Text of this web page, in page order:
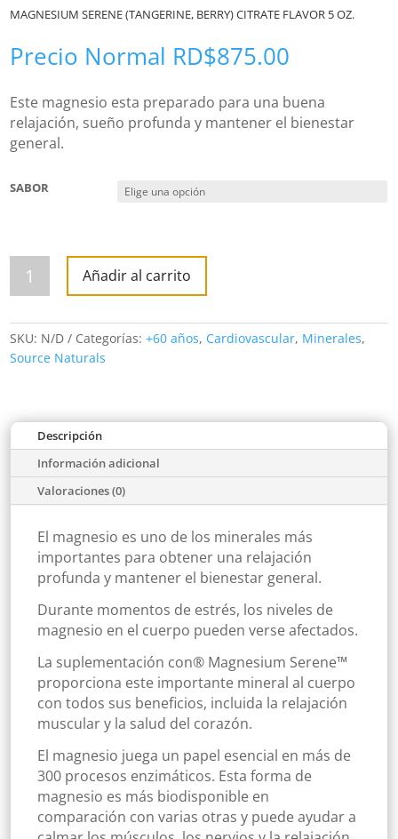
MAGNESIUM SERENE (TANGERINE, BERRY) CITRATE FLAVOR 5 OZ.
Precio Normal RD$875.00
Este magnesio esta preparado para una buena
relajación, sueño profunda y mantener el bienestar
general.
SABOR
MAGNESIUM
SERENE
(TANGERINE,
BERRY)
OZ.
cantidad
Añadir al carrito
SKU: N/D Categorías:+60 años, Cardiovascular, Minerales,
Source Naturals
Descripción
Información adicional
Valoraciones (0)
El magnesio es uno de los minerales más
importantes para obtener una relajación
profunda y mantener el bienestar general.
Durante momentos de estrés, los niveles de
magnesio en el cuerpo pueden verse afectados.
La suplementación con® Magnesium Serene™
proporciona este importante mineral al cuerpo
con todos sus beneficios, incluida la relajación
muscular y la salud del corazón.
El magnesio juega un papel esencial en más de
300 procesos enzimáticos. Esta forma de
magnesio es más biodisponible en
comparación con varias otras y puede ayudar a